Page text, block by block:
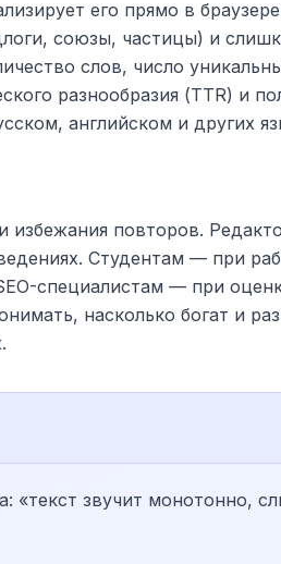
его прямо в
союзы, частицы) и
слов, число
разнообразия (TTR) и
английском и других
повторов.
Студентам — при
специалистам — при
насколько богат и
«текст звучит монотонно,